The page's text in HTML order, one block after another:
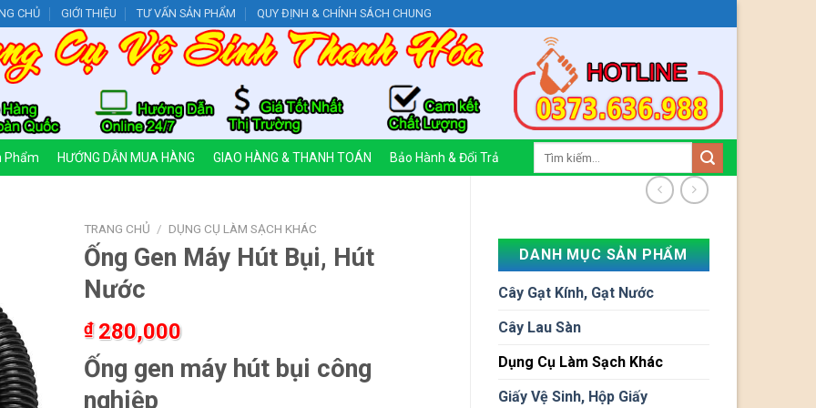
CHỦ GIỚI THIỆU TƯ VẤN SẢN PHẨM QUY ĐỊNH & CHÍNH SÁCH CHUNG
Phẩm HƯỚNG DẪN MUA HÀNG GIAO HÀNG & THANH TOÁN Bảo Hành & Đổi Trả
DANH MỤC SẢN PHẨM
Cây Gạt Kính, Gạt Nước
Cây Lau Sàn
Dụng Cụ Làm Sạch Khác
Giấy Vệ Sinh, Hộp Giấy
TRANG CHỦ / DỤNG CỤ LÀM SẠCH KHÁC
Ống Gen Máy Hút Bụi, Hút
Nước
₫280,000
Ống gen máy hút bụi công
nghiệp